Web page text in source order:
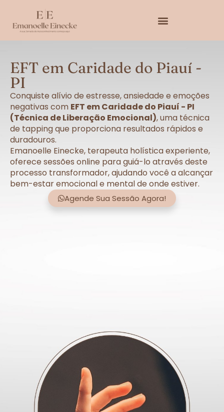
EFT em Caridade do Piauí -
PI
Conquiste alívio de estresse, ansiedade e emoções
negativas com EFT em Caridade do Piauí - PI
(Técnica de Liberação Emocional), uma técnica
de tapping que proporciona resultados rápidos e
duradouros.
Emanoelle Einecke, terapeuta holística experiente,
oferece sessões online para guiá-lo através deste
processo transformador, ajudando você a alcançar
bem-estar emocional e mental de onde estiver.
Agende Sua Sessão Agora!